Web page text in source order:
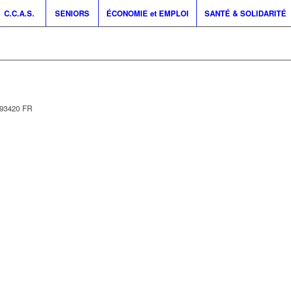
C.C.A.S. SENIORS ÉCONOMIE et EMPLOI SANTÉ & SOLIDARITÉ
93420 FR